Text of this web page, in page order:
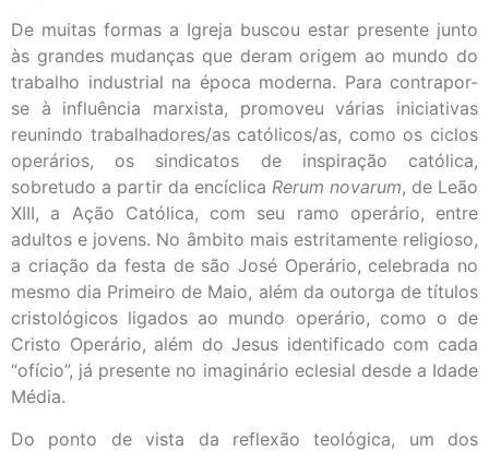
De muitas formas a Igreja buscou estar presente junto
às grandes mudanças que deram origem ao mundo do
trabalho industrial na época moderna. Para contrapor-
se à influência marxista, promoveu várias iniciativas
reunindo trabalhadores/as católicos/as, como os ciclos
operários, os sindicatos de inspiração católica,
sobretudo a partir da encíclica Rerum novarum, de Leão
XIII, a Ação Católica, com seu ramo operário, entre
adultos e jovens. No âmbito mais estritamente religioso,
a criação da festa de são José Operário, celebrada no
mesmo dia Primeiro de Maio, além da outorga de títulos
cristológicos ligados ao mundo operário, como o de
Cristo Operário, além do Jesus identificado com cada
“ofício”, já presente no imaginário eclesial desde a Idade
Média.
Do ponto de vista da reflexão teológica, um dos